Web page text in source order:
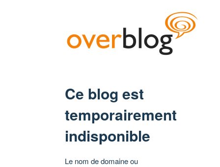
Ce blog est
temporairement
indisponible
Le nom de domaine ou